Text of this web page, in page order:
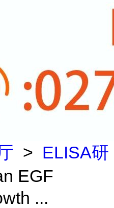
> ELISA研
EGF
...